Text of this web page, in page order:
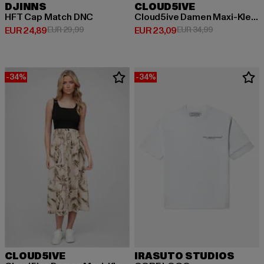
DJINNS
HFT Cap Match DNC
EUR 24,89
Huidige prijs: EUR 24,89
EUR 29,99Actieprijs: EUR 29,99
CLOUD5IVE
Cloud5ive Damen Maxi-Kleid Rundhals mit Punkt Print
EUR 23,09
Huidige prijs: EUR 23,09
EUR 34,99Actieprijs:
-34%
CLOUD5IVE
-34%
IRASUTO STUDIOS